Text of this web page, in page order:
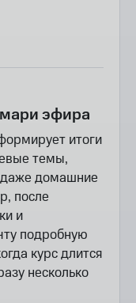
эфира
итоги
темы,
домашние
после
и
подробную
курс длится
несколько